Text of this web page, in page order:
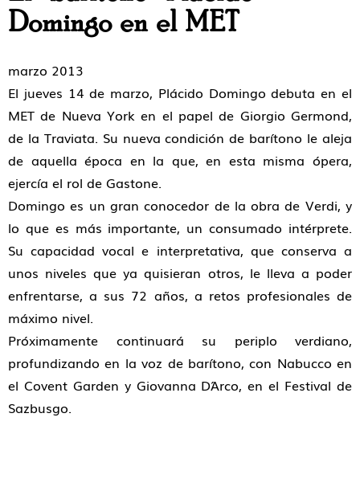
Domingo en el MET
marzo 2013
El jueves 14 de marzo, Plácido Domingo debuta en el
MET de Nueva York en el papel de Giorgio Germond,
de la Traviata. Su nueva condición de barítono le aleja
de aquella época en la que, en esta misma ópera,
ejercía el rol de Gastone.
Domingo es un gran conocedor de la obra de Verdi, y
lo que es más importante, un consumado intérprete.
Su capacidad vocal e interpretativa, que conserva a
unos niveles que ya quisieran otros, le lleva a poder
enfrentarse, a sus 72 años, a retos profesionales de
máximo nivel.
Próximamente continuará su periplo verdiano,
profundizando en la voz de barítono, con Nabucco en
el Covent Garden y Giovanna D´Arco, en el Festival de
Sazbusgo.